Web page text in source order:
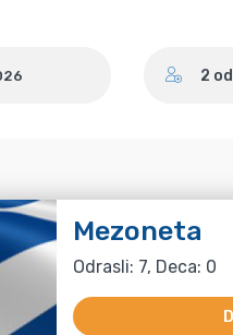
2
Mezoneta
Odrasli: 7, Deca: 0